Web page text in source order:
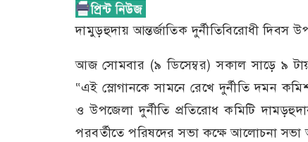
দামুড়হুদায় আন্তর্জাতিক দুর্নীতিবিরোধী দিবস
আজ সোমবার (৯ ডিসেম্বর) সকাল সাড়ে ৯
“এই স্লোগানকে সামনে রেখে দুর্নীতি দমন
ও উপজেলা দুর্নীতি প্রতিরোধ কমিটি
পরবর্তীতে পরিষদের সভা কক্ষে আলোচনা সভা